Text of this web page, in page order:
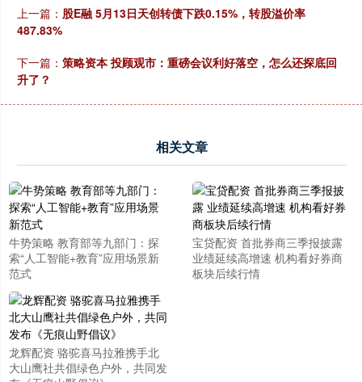
上一篇： 股E融 5月13日天创转债下跌0.15%，转股溢价率
487.83%
下一篇： 策略资本 投顾观市：重磅会议利好落空，怎么还探底回
升了？
相关文章
牛势策略 教育部等九部门：探
索“人工智能+教育”应用场景新
范式
宝贷配资 首批券商三季报披露
业绩延续高增速 机构看好券商
板块后续行情
龙辉配资 骆驼喜马拉雅携手北
大山鹰社共倡绿色户外，共同发